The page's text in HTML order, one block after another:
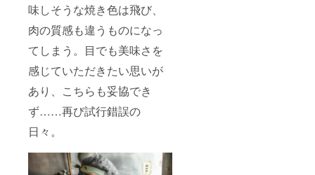
味しそうな焼き色は飛び、
肉の質感も違うものになっ
てしまう。目でも美味さを
感じていただきたい思いが
あり、こちらも妥協でき
ず……再び試行錯誤の
日々。